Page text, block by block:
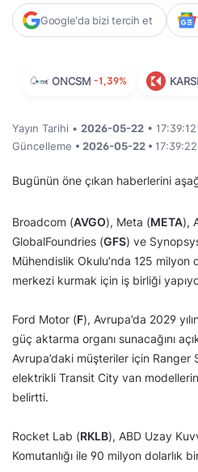
Google'da bizi tercih et
ONCSM -1,39%
Yayın Tarihi • 2026-05-22 • 17:39:12
Güncelleme • 2026-05-22 • 17:39:22
Bugünün öne çıkan haberlerini
Broadcom (AVGO), Meta (META),
GlobalFoundries (GFS) ve
Mühendislik Okulu’nda 125 milyon
merkezi kurmak için iş birliği
Ford Motor (F), Avrupa’da 2029
güç aktarma organı sunacağını
Avrupa’daki müşteriler için
elektrikli Transit City van
belirtti.
Rocket Lab (RKLB), ABD Uzay
Komutanlığı ile 90 milyon dolarlık